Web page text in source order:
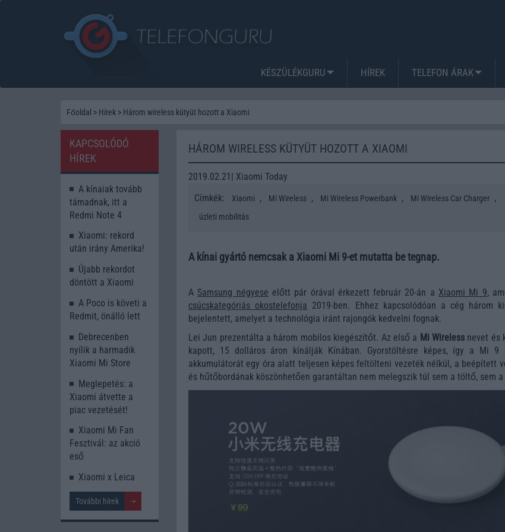
KÉSZÜLÉKGURU HÍREK TELEFON ÁRAK
Főoldal > Hírek > Három wireless kütyüt hozott a Xiaomi
HÁROM WIRELESS KÜTYÜT HOZOTT A XIAOMI
2019.02.21| Xiaomi Today
Címkék:
Xiaomi , Mi Wireless , Mi Wireless Powerbank , Mi Wireless Car Charger ,
üzleti mobilitás
A kínai gyártó nemcsak a Xiaomi Mi 9-et mutatta be tegnap.
A Samsung négyese előtt pár órával érkezett február 20-án a Xiaomi Mi 9,
csúcskategóriás okostelefonja 2019-ben. Ehhez kapcsolódóan a cég három
bejelentett, amelyet a technológia iránt rajongók kedvelni fognak.
Lei Jun prezentálta a három mobilos kiegészítőt. Az első a Mi Wireless nevet és
kapott, 15 dolláros áron kínálják Kínában. Gyorstöltésre képes, így a Mi 9
akkumulátorát egy óra alatt teljesen képes feltölteni vezeték nélkül, a beépített
és hűtőbordának köszönhetően garantáltan nem melegszik túl sem a töltő, sem
KAPCSOLÓDÓ
HÍREK
A kínaiak tovább
támadnak, itt a
Redmi Note 4
Xiaomi: rekord
után irány Amerika!
Újabb rekordot
döntött a Xiaomi
A Poco is követi a
Redmit, önálló lett
Debrecenben
nyílik a harmadik
Xiaomi Mi Store
Meglepetés: a
Xiaomi átvette a
piac vezetését!
Xiaomi Mi Fan
Fesztivál: az akció
eső
Xiaomi x Leica
További hírek